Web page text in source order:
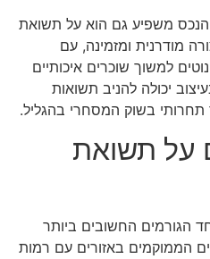
הנכס משפיע גם הוא על תשואת
מודרנית ומזמינה, עם
למשוך שוכרים איכותיים
יכולה להניב תשואות
תחרותי בשוק המסחרי בהגליל.
על תשואת
הגורמים החשובים ביותר
הממוקמים באזורים עם רמות